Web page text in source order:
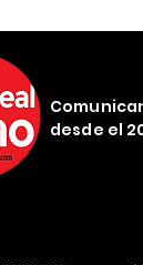
desde el